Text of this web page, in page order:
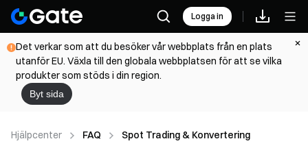
Logga in
Det verkar som att du besöker vår webbplats från en plats
utanför EU. Växla till den globala webbplatsen för att se vilka
produkter som stöds i din region.
Byt sida
Hjälpcenter FAQ Spot Trading & Konvertering